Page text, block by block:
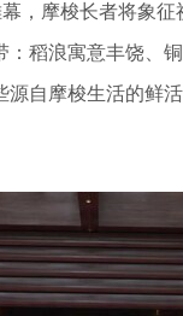
，摩梭长者将象
稻浪寓意丰饶、
自摩梭生活的鲜